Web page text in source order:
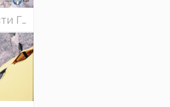
Алберто Ости Гуераци и Алберто Шампликоти